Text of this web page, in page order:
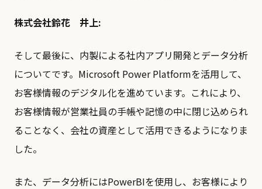
株式会社鈴花 井上:
そして最後に、内製による社内アプリ開発とデータ分析
についてです。Microsoft Power Platformを活用して、
お客様情報のデジタル化を進めています。これにより、
お客様情報が営業社員の手帳や記憶の中に閉じ込められ
ることなく、会社の資産として活用できるようになりま
した。
また、データ分析にはPowerBIを使用し、お客様により